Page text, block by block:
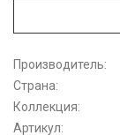
Производитель:
Страна:
Коллекция:
Артикул: